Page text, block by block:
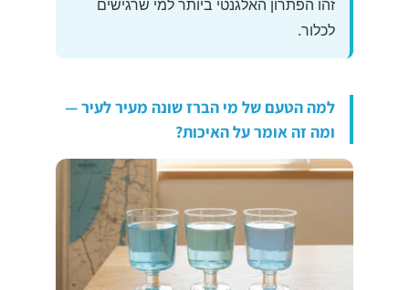
זהו הפתרון האלגנטי ביותר למי שרגישים
לכלור.
למה הטעם של מי הברז שונה מעיר לעיר —
ומה זה אומר על האיכות?